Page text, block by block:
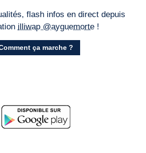
flash infos en direct depuis
illiwap @ayguemorte !
ça marche ?